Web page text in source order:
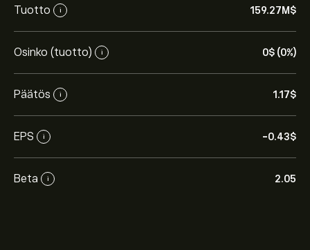
Tuotto i 159.27M‎$‎
Osinko (tuotto) i 0‎$‎ (0%)
Päätös i 1.17‎$‎
EPS i -0.43‎$‎
Beta i 2.05